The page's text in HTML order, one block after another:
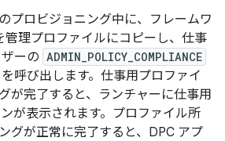
プロビジョニング中に、フレームワ
管理プロファイルにコピーし、仕事
ーの ADMIN_POLICY_COMPLIANCE
呼び出します。仕事用プロファイ
が完了すると、ランチャーに仕事用
が表示されます。プロファイル所
グが正常に完了すると、DPC アプ